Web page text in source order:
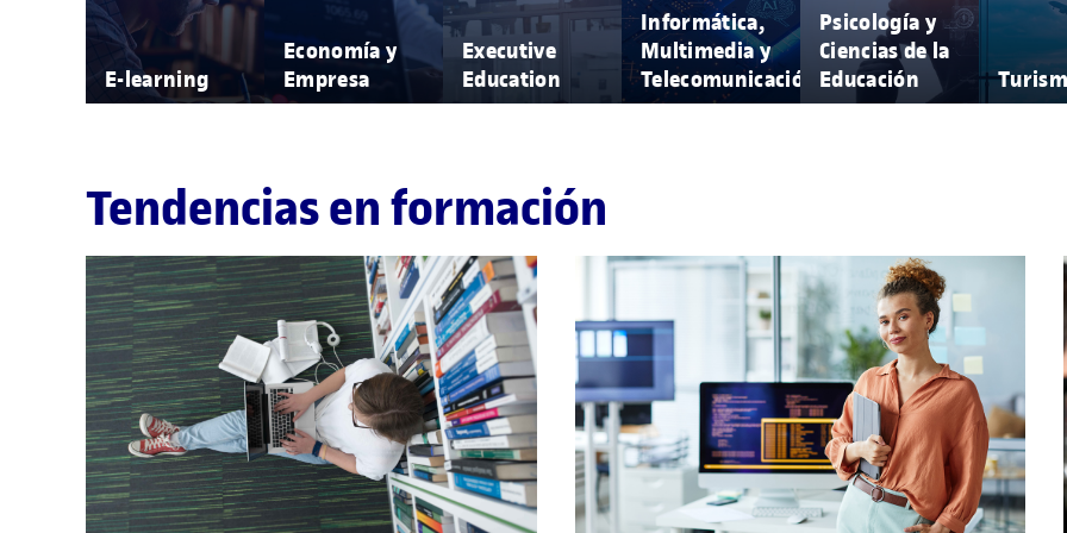
E-learning
Economía y
Empresa
Executive
Education
Informática,
Multimedia y
Telecomunicación
Psicología y
Ciencias de la
Educación
Tendencias en formación